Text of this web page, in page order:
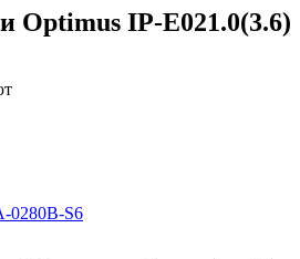
Optimus IP-E021.0(3.6)
0280B-S6